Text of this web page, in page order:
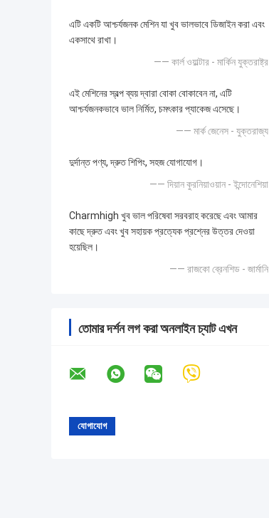
এটি একটি আশ্চর্যজনক মেশিন যা খুব ভালভাবে ডিজাইন করা এবং
একসাথে রাখা।
—— কার্ল ওয়াল্টার - মার্কিন যুক্তরাষ্ট্র
এই মেশিনের স্বল্প ব্যয় দ্বারা বোকা বোকাবেন না, এটি
আশ্চর্যজনকভাবে ভাল নির্মিত, চমৎকার প্যাকেজ এসেছে।
—— মার্ক জেনেস - যুক্তরাজ্য
দুর্দান্ত পণ্য, দ্রুত শিপিং, সহজ যোগাযোগ।
—— দিয়ান কুরনিয়াওয়ান - ইন্দোনেশিয়া
Charmhigh খুব ভাল পরিষেবা সরবরাহ করেছে এবং আমার
কাছে দ্রুত এবং খুব সহায়ক প্রত্যেক প্রশ্নের উত্তর দেওয়া
হয়েছিল।
—— রাজকো ব্রেনশিড - জার্মানি
তোমার দর্শন লগ করা অনলাইন চ্যাট এখন